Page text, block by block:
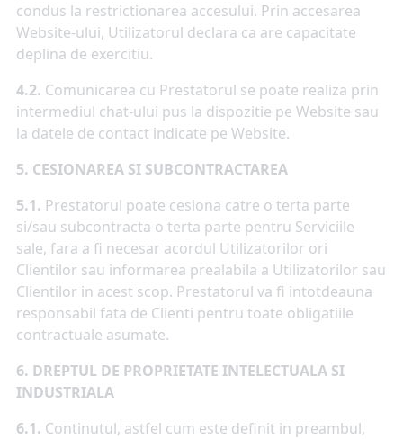
condus la restrictionarea accesului. Prin accesarea
Website-ului, Utilizatorul declara ca are capacitate
deplina de exercitiu.
4.2. Comunicarea cu Prestatorul se poate realiza prin
intermediul chat-ului pus la dispozitie pe Website sau
la datele de contact indicate pe Website.
5. CESIONAREA SI SUBCONTRACTAREA
5.1. Prestatorul poate cesiona catre o terta parte
si/sau subcontracta o terta parte pentru Serviciile
sale, fara a fi necesar acordul Utilizatorilor ori
Clientilor sau informarea prealabila a Utilizatorilor sau
Clientilor in acest scop. Prestatorul va fi intotdeauna
responsabil fata de Clienti pentru toate obligatiile
contractuale asumate.
6. DREPTUL DE PROPRIETATE INTELECTUALA SI
INDUSTRIALA
6.1. Continutul, astfel cum este definit in preambul,